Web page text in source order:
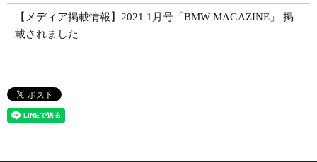
【メディア掲載情報】2021 1月号「BMW MAGAZINE」 掲
載されました